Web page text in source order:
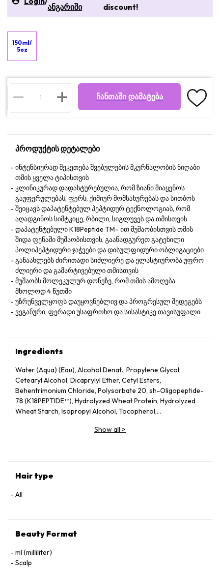
ანგარიში discount!
150ml/
5oz
ᲩᲐᲜᲗᲐᲨᲘ ᲓᲐᲛᲐᲢᲔᲑᲐ
პროდუქტის დეტალები
ინტენსიურად შეკეთება შვებულების მკურნალობის ნიღაბი
თმის ყველა ტიპისთვის
კლინიკურად დადასტურებულია, რომ ზიანი მიაყენოს
გაუფერულებას, ფერს, ქიმიურ მომსახურებას და სითბოს
შეიცავს დაპატენტებულ პეპტიდურ ტექნოლოგიას, რომ
აღადგინოს სიმტკიცე, რბილი, სიგლუვეს და თმისთვის
დაპატენტებული K18Peptide TM– ით მუშაობისთვის თმის
შიდა ფენაში მუშაობისთვის, გაანადგურეთ გატეხილი
პოლიპეპტიდური ჯაჭვები და დისულფიდური ობლიგაციები
განაახლებს ძირითადი სიძლიერე და ელასტიურობა უფრო
ძლიერი და გამარტივებული თმისთვის
მუშაობს მოლეკულურ დონეზე, რომ თმის ამოღება
მხოლოდ 4 წუთში
უზრუნველყოფს დაუყოვნებლივ და პროგრესულ შედეგებს
ვეგანური, ფერადი უსაფრთხო და სისასტიკე თავისუფალი
Ingredients
Water (Aqua) (Eau), Alcohol Denat., Propylene Glycol,
Cetearyl Alcohol, Dicaprylyl Ether, Cetyl Esters,
Behentrimonium Chloride, Polysorbate 20, sh-Oligopeptide-
78 (K18PEPTIDE™), Hydrolyzed Wheat Protein, Hydrolyzed
Wheat Starch, Isopropyl Alcohol, Tocopherol,
(Parfum), Geraniol, Linalool, Hexyl Cinnamal, Benzyl Alcohol.
Show all >
Hair type
All
Beauty Format
ml (milliliter)
Scalp